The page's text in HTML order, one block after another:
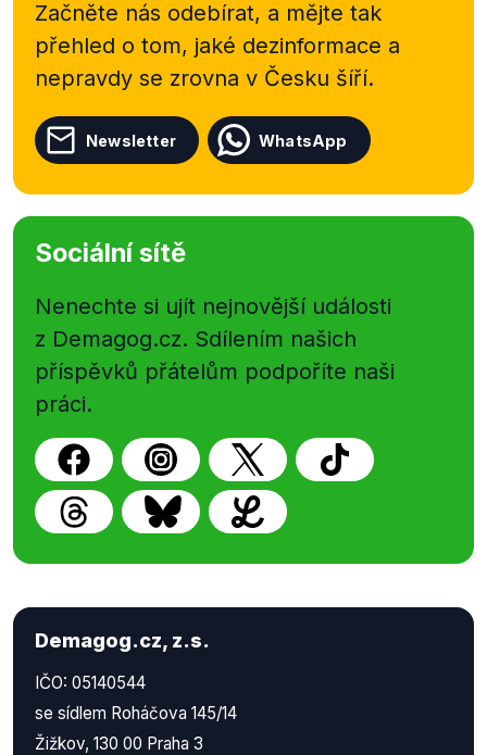
Začněte nás odebírat, a mějte tak
přehled o tom, jaké dezinformace a
nepravdy se zrovna v Česku šíří.
Newsletter WhatsApp
Sociální sítě
Nenechte si ujít nejnovější události
z Demagog.cz. Sdílením našich
příspěvků přátelům podpoříte naši
práci.
Demagog.cz, z.s.
IČO: 05140544
se sídlem Roháčova 145/14
Žižkov, 130 00 Praha 3